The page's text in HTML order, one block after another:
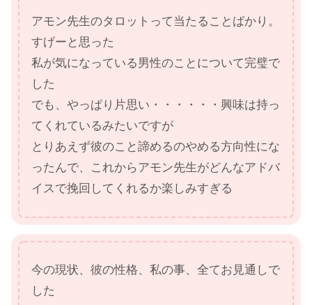
アモン先生のタロットって当たることばかり。
すげーと思った
私が気になっている男性のことについて完璧で
した
でも、やっぱり片思い・・・・・・興味は持っ
てくれているみたいですが
とりあえず彼のこと諦めるのやめる方向性にな
ったんで、これからアモン先生がどんなアドバ
イスで挽回してくれるか楽しみすぎる
今の現状、彼の性格、私の事、全てお見通しで
した